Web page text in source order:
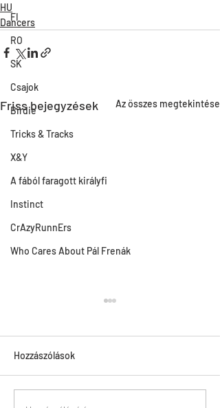
FI
RO
SK
Csajok
Birdie
Tricks & Tracks
X&Y
A fából faragott királyfi
Instinct
CrAzyRunnErs
Who Cares About Pál Frenák
HU
Dancers
Friss bejegyzések Az összes megtekintése
Hozzászólások